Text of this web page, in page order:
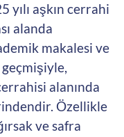
yılı aşkın cerrahi
alanda
makalesi ve
geçmişiyle,
alanında
Özellikle
ve safra